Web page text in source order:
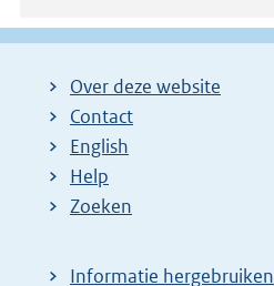
Over deze website
Contact
English
Help
Zoeken
Informatie hergebruiken